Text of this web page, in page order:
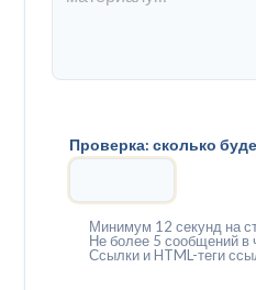
Проверка: сколько
Минимум 12 секунд на
Не более 5 сообщений в
Ссылки и HTML-теги